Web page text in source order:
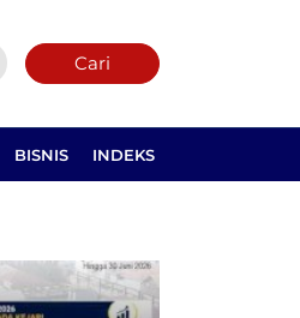
Cari
BISNIS INDEKS